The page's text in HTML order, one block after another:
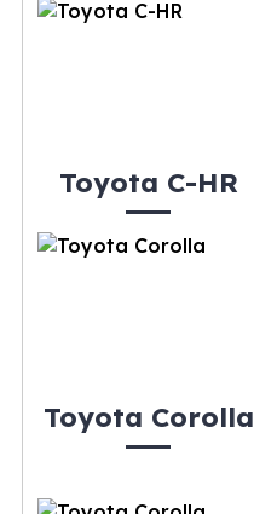
Toyota C-HR
Toyota Corolla